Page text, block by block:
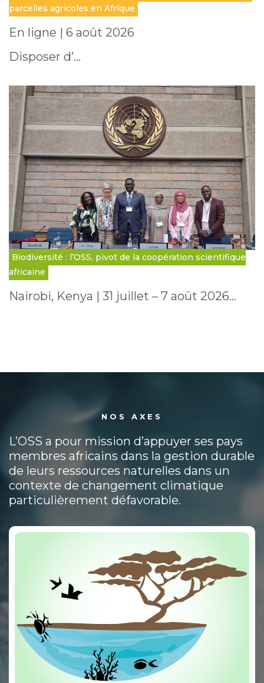
parcelles agricoles en Afrique
En ligne | 6 août 2026
Disposer d’…
Biodiversité : l’OSS, pivot de la coopération scientifique
africaine
Nairobi, Kenya | 31 juillet – 7 août 2026…
NOS AXES
L’OSS a pour mission d’appuyer ses pays
membres africains dans la gestion durable
de leurs ressources naturelles dans un
contexte de changement climatique
particulièrement défavorable.